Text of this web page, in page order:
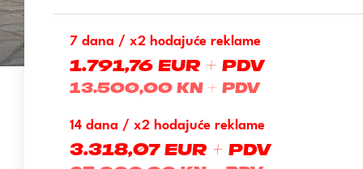
7 dana / x2 hodajuće reklame
1.791,76 EUR + PDV
13.500,00 KN + PDV
14 dana / x2 hodajuće reklame
3.318,07 EUR + PDV